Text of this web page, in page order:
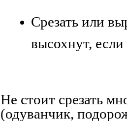
Срезать или
высохнут,
Не стоит срезать
(одуванчик,